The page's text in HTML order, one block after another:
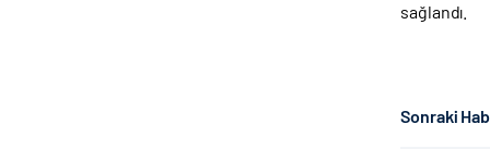
sağlandı.
Sonraki